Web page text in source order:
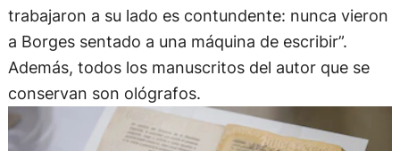
trabajaron a su lado es contundente: nunca vieron
a Borges sentado a una máquina de escribir”.
Además, todos los manuscritos del autor que se
conservan son ológrafos.